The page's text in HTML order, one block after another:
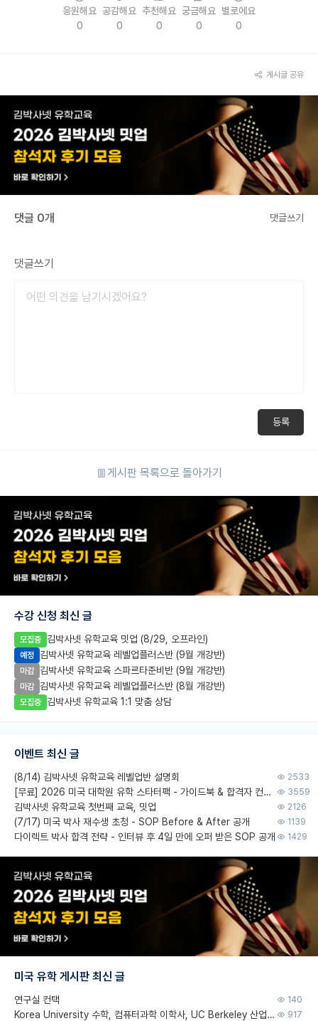
응원해요
0
공감해요
0
추천해요
0
궁금해요
0
별로에요
0
게시글 공유
댓글 0개 댓글쓰기
댓글쓰기
등록
게시판 목록으로 돌아가기
수강 신청 최신 글
모집중 김박사넷 유학교육 밋업 (8/29, 오프라인)
예정 김박사넷 유학교육 레벨업플러스반 (9월 개강반)
마감 김박사넷 유학교육 스파르타준비반 (9월 개강반)
마감 김박사넷 유학교육 레벨업플러스반 (8월 개강반)
모집중 김박사넷 유학교육 1:1 맞춤 상담
이벤트 최신 글
(8/14) 김박사넷 유학교육 레벨업반 설명회 2533
[무료] 2026 미국 대학원 유학 스타터팩 - 가이드북 & 합격자 컨택메일 템플릿 3559
김박사넷 유학교육 첫번째 교육, 밋업 2126
(7/17) 미국 박사 재수생 초청 - SOP Before & After 공개 1139
다이렉트 박사 합격 전략 - 인터뷰 후 4일 만에 오퍼 받은 SOP 공개 1429
미국 유학 게시판 최신 글
연구실 컨택 140
Korea University 수학, 컴퓨터과학 이학사, UC Berkeley 산업공학 대학원 공학박사가 되는 것은 쉽지 않겠죠? 917